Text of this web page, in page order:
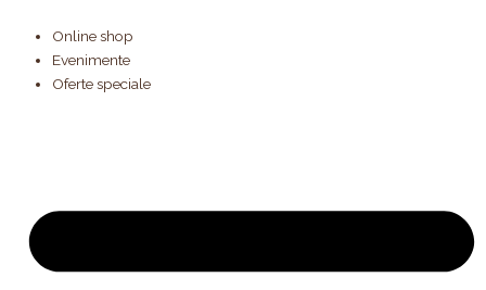
content
Online shop
Evenimente
Oferte speciale
search
Pasca
(green